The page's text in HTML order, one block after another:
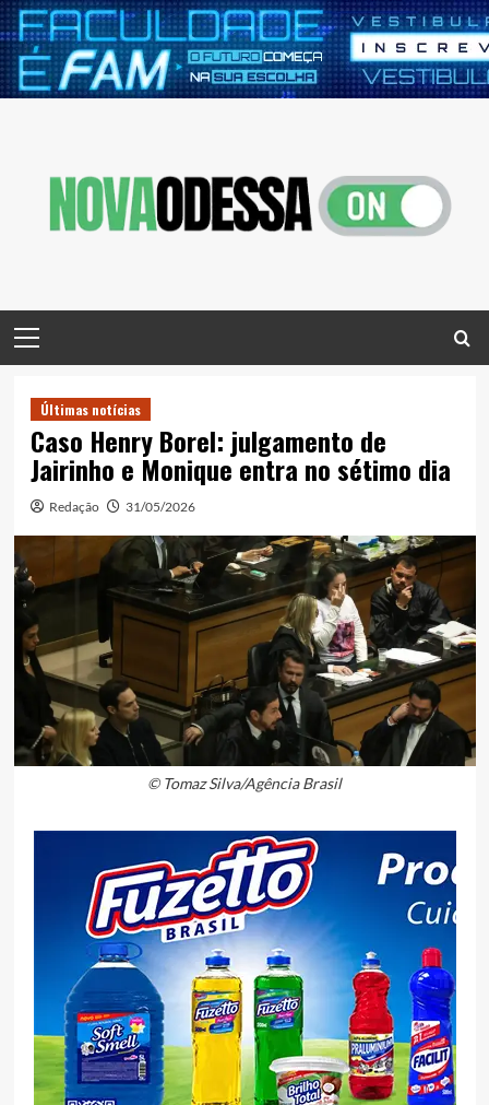
Menu
Últimas notícias
Caso Henry Borel: julgamento de
Jairinho e Monique entra no sétimo dia
Redação 31/05/2026
© Tomaz Silva/Agência Brasil